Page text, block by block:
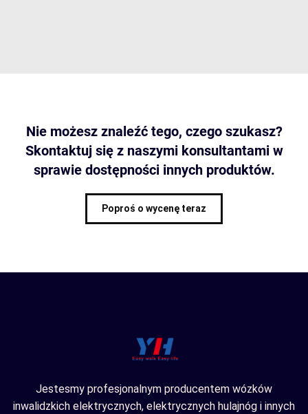
Nie możesz znaleźć tego, czego szukasz?
Skontaktuj się z naszymi konsultantami w
sprawie dostępności innych produktów.
Poproś o wycenę teraz
Jestesmy profesjonalnym producentem wózków
inwalidzkich elektrycznych, elektrycznych hulajnóg i innych